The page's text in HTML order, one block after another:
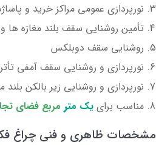
نورپردازی عمومی مراکز خرید و
تأمین روشنایی سقف بلند مغازه ها
روشنایی سقف دوبلکس
نورپردازی و روشنایی سقف آمفی
نورپردازی و روشنایی زیر بالکن
مناسب برای یک متر مربع فضای
مشخصات ظاهری و فنی چراغ فکی